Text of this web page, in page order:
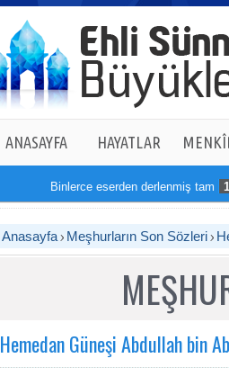
ANASAYFA HAYATLAR
Binlerce eserden derlenmiş tam 14
Anasayfa Meşhurların Son Sözleri
Hemedan Güneşi Abdullah bin